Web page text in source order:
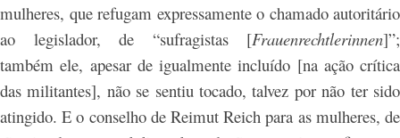
mulheres, que refugam expressamente o chamado autoritário
ao legislador, de “sufragistas [Frauenrechtlerinnen]”;
também ele, apesar de igualmente incluído [na ação crítica
das militantes], não se sentiu tocado, talvez por não ter sido
atingido. E o conselho de Reimut Reich para as mulheres, de